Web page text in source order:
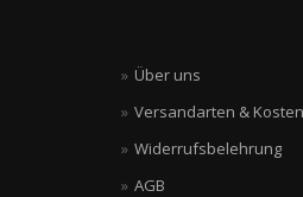
Über uns
Versandarten & Kosten
Widerrufsbelehrung
AGB